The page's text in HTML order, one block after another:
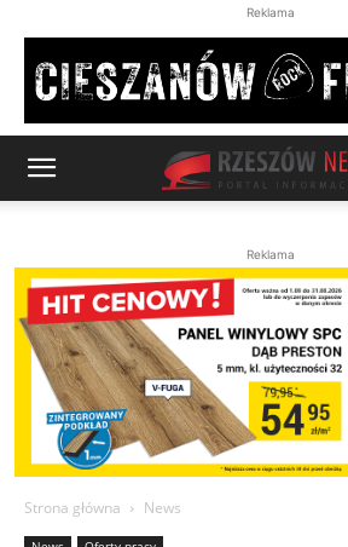
Reklama
Reklama
Strona główna News